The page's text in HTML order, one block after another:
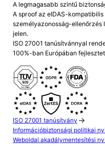
A legmagasabb szintű
A sproof az eIDAS-
személyazonosság-
jelen.
ISO 27001 tanúsítvánnyal
100%-ban Európában
ISO 27001 tanúsítvány
Információbiztonsági politikai
Weboldal akadálymentesítési